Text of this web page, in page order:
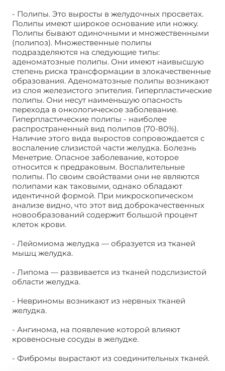
- Полипы. Это выросты в желудочных просветах.
Полипы имеют широкое основание или ножку.
Полипы бывают одиночными и множественными
(полипоз). Множественные полипы
подразделяются на следующие типы:
аденоматозные полипы. Они имеют наивысшую
степень риска трансформации в злокачественные
образования. Аденоматозные полипы возникают
из слоя железистого эпителия. Гиперпластические
полипы. Они несут наименьшую опасность
перехода в онкологическое заболевание.
Гиперпластические полипы - наиболее
распространенный вид полипов (70-80%).
Наличие этого вида выростов сопровождается с
воспаление слизистой части желудка. Болезнь
Менетрие. Опасное заболевание, которое
относится к предраковым. Воспалительные
полипы. По своим свойствами они не являются
полипами как таковыми, однако обладают
идентичной формой. При микроскопическом
анализе видно, что этот вид доброкачественных
новообразований содержит большой процент
клеток крови.
- Лейомиома желудка — образуется из тканей
мышц желудка.
- Липома — развивается из тканей подслизистой
области желудка.
- Невриномы возникают из нервных тканей
желудка.
- Ангинома, на появление которой влияют
кровеносные сосуды в желудке.
- Фибромы вырастают из соединительных тканей.